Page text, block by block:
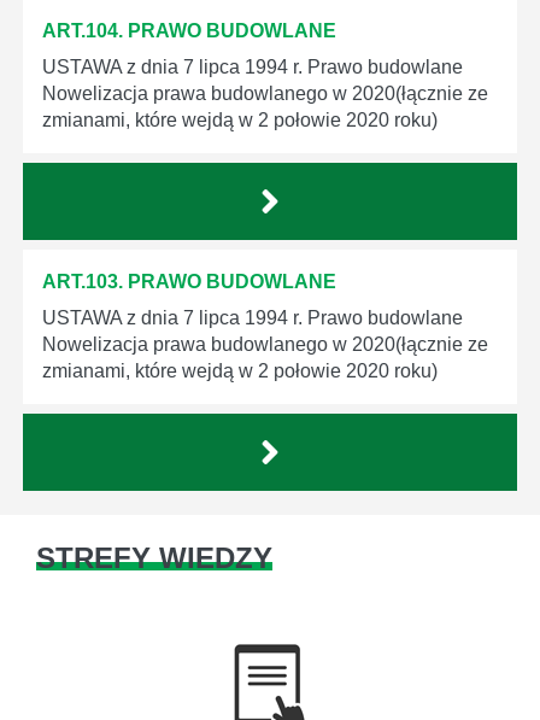
ART.104. PRAWO BUDOWLANE
USTAWA z dnia 7 lipca 1994 r. Prawo budowlane
Nowelizacja prawa budowlanego w 2020(łącznie ze
zmianami, które wejdą w 2 połowie 2020 roku)
ART.103. PRAWO BUDOWLANE
USTAWA z dnia 7 lipca 1994 r. Prawo budowlane
Nowelizacja prawa budowlanego w 2020(łącznie ze
zmianami, które wejdą w 2 połowie 2020 roku)
STREFY WIEDZY